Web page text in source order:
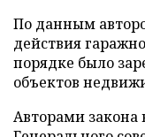
По данным
действия
порядке было
объектов
Авторами закона